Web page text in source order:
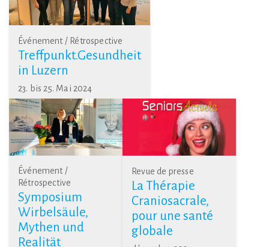
Événement / Rétrospective
Treffpunkt.Gesundheit
in Luzern
23. bis 25. Mai 2024
Événement /
Rétrospective
Symposium
Wirbelsäule,
Mythen und
Realität
Revue de presse
La Thérapie
Craniosacrale,
pour une santé
globale